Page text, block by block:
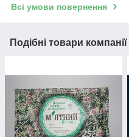
Всі умови повернення
Подібні товари компанії